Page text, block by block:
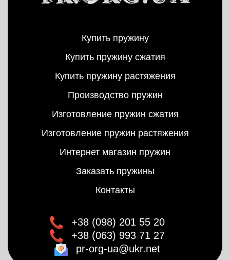
Купить пружину
Купить пружину сжатия
Купить пружину растяжения
Производство пружин
Изготовление пружин сжатия
Изготовление пружин растяжения
Интернет магазин пружин
Заказать пружины
Контакты
+38 (098) 201 55 20
+38 (063) 993 71 27
pr-org-ua@ukr.net